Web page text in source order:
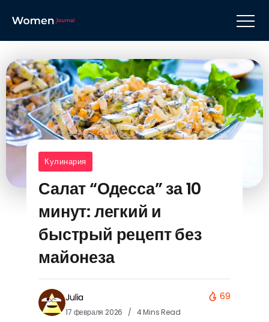
Кулинария
Салат “Одесса” за 10
минут: легкий и
быстрый рецепт без
майонеза
Julia
17 февраля 2026 4 Mins Read
69